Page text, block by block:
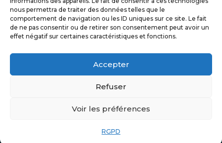
nous permettra de traiter des données telles que le
comportement de navigation ou les ID uniques sur ce site. Le fait
de ne pas consentir ou de retirer son consentement peut avoir un
effet négatif sur certaines caractéristiques et fonctions.
Accepter
Refuser
Voir les préférences
RGPD
E-mail*
Mentions légales–Gestion des cookies